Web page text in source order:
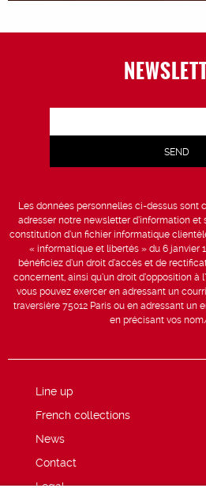
Les données personnelles ci-dessus sont
adresser notre newsletter d’information et
constitution d’un fichier informatique
« informatique et libertés » du 6 janvier
bénéficiez d’un droit d’accès et de
concernent, ainsi qu’un droit d’opposition à
vous pouvez exercer en adressant un
traversière 75012 Paris ou en adressant un
en précisant vos
Line up
French collections
News
Contact